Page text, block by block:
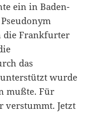
ein in Baden-
die Frankfurter
das
wurde
mußte. Für
verstummt. Jetzt